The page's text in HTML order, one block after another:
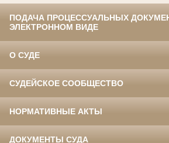
ПОДАЧА ПРОЦЕССУАЛЬНЫХ
ЭЛЕКТРОННОМ ВИДЕ
О СУДЕ
СУДЕЙСКОЕ СООБЩЕСТВО
НОРМАТИВНЫЕ АКТЫ
ДОКУМЕНТЫ СУДА